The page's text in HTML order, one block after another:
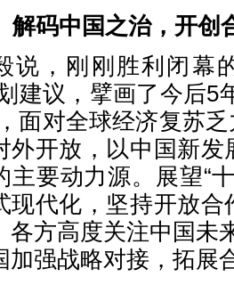
解码中国之治，开创
说，刚刚胜利闭幕
建议，擘画了今后5
面对全球经济复苏
外开放，以中国新
主要动力源。展望“
现代化，坚持开放
各方高度关注中国未
加强战略对接，拓展